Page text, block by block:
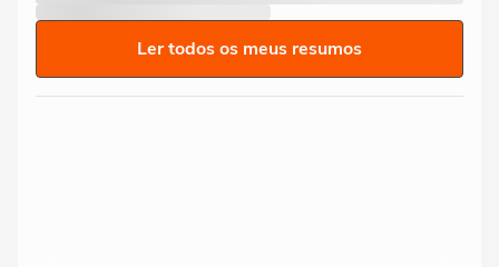
Ler todos os meus resumos